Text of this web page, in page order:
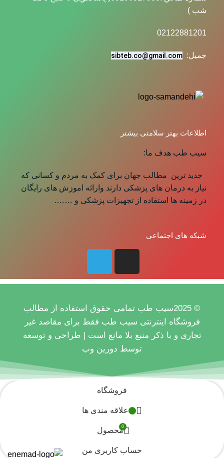
شب )
02122881201
جمیل:sibteb.co@gmail.com
اطلاعات بهتر سلامتی بیشتر
سیب طب هدف ما:
جدید ترین مطالب جهان برای کمک به مردم و کسانی که
نیاز به درمان های پزشکی دارند وارائه اموزش های رایگان
در زمینه ها استفاده از تجهیزات پزشکی و …….
شبکه های اجتماعی
© 2025سیب طب تمامی حقوق استفاده از مطالب
فروشگاه اینترنتی سیب طب فقط برای مقاصد غیر
تجاری و با ذکر منبع بلا مانع است | طراحی و توسعه
توسط دورین وب
فروشگاه
علاقه مندی ها
0محصول
حساب کاربری من